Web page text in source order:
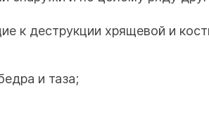
к деструкции хрящевой и
и таза;